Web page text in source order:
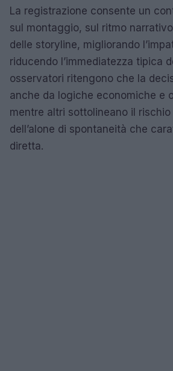
La registrazione consente un
sul montaggio, sul ritmo
delle storyline, migliorando
riducendo l’immediatezza tipica
osservatori ritengono che la
anche da logiche economiche e
mentre altri sottolineano il
dell’alone di spontaneità che
diretta.